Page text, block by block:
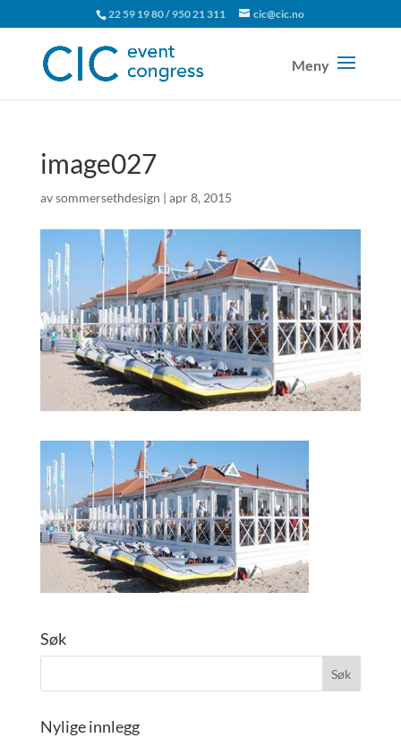
22 59 19 80 / 950 21 311 cic@cic.no
image027
avsommersethdesign | apr 8, 2015
Søk
Nylige innlegg